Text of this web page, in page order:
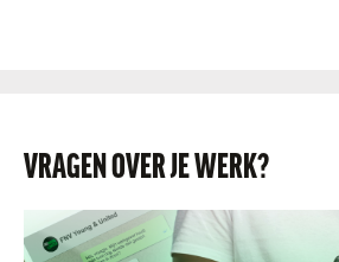
VRAGEN OVER JE WERK?